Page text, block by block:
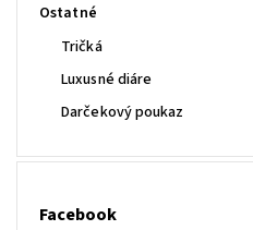
Ostatné
Tričká
Luxusné diáre
Darčekový poukaz
Facebook